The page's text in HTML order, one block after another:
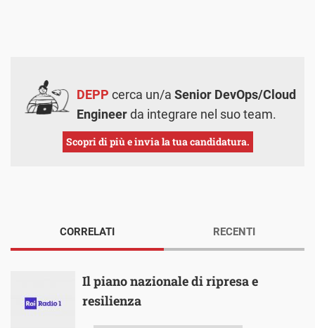
DEPP cerca un/a Senior DevOps/Cloud
Engineerda integrare nel suo team.
Scopri di più e invia la tua candidatura.
CORRELATI
Il piano nazionale di ripresa e
resilienza
RECENTI